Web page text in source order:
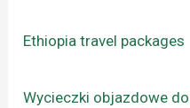
Ethiopia travel packages
Wycieczki objazdowe